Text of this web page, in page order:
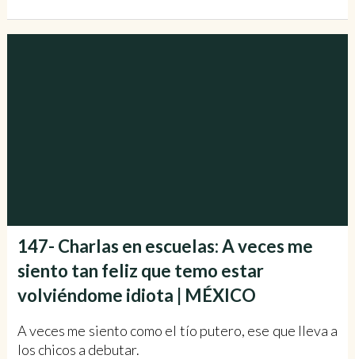
147- Charlas en escuelas: A veces me
siento tan feliz que temo estar
volviéndome idiota | MÉXICO
A veces me siento como el tío putero, ese que lleva a
los chicos a debutar.